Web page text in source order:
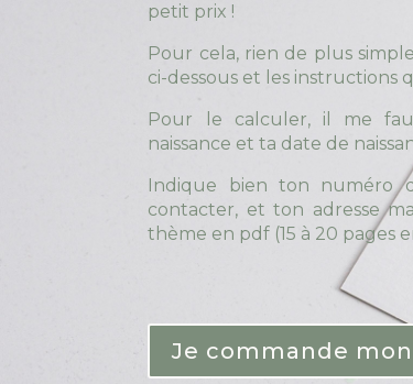
petit prix !
Pour cela, rien de plus
ci-dessous et les instructions
Pour le calculer, il me
naissance et ta date de
Indique bien ton numéro
contacter, et ton adresse
thème en pdf (15 à 20 pages
Je commande